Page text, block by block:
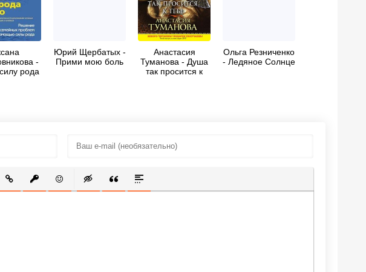
-
рода
Юрий Щербатых -
Прими мою боль
Анастасия
Туманова - Душа
так просится к
Ольга Резниченко
- Ледяное Солнце
СПИСОКСПИСОК
ССЫЛКУ
ВСТАВИТЬ ЗАЩИЩЕННУЮ ССЫЛКУ
ВСТАВИТЬ СМАЙЛИК
ВСТАВКА СКРЫТОГО ТЕКСТА
ВСТАВКА ЦИТАТЫ
ВСТАВКА СПОЙЛЕРА